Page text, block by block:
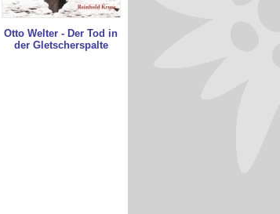
Otto Welter - Der Tod in
der Gletscherspalte